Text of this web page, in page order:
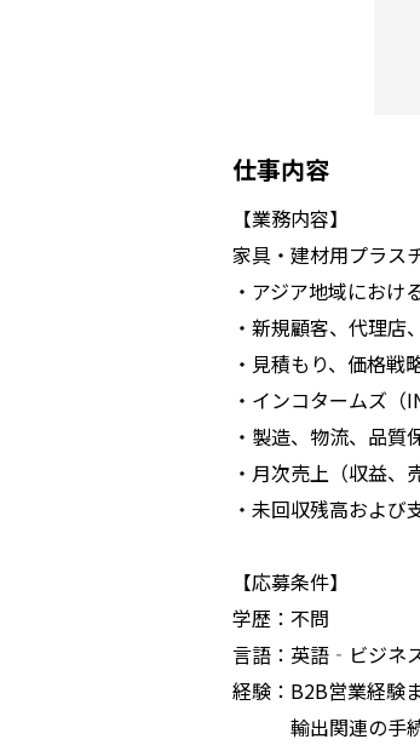
仕事内容
【業務内容】
家具・建材用プラス
・アジア地域におけ
・新規顧客、代理店
・見積もり、価格戦
・インコタームズ（
・製造、物流、品質
・月次売上（収益
・未回収残高および
【応募条件】
学歴：不問
言語：英語‐ビジネ
経験：B2B営業経験
輸出関連の手続